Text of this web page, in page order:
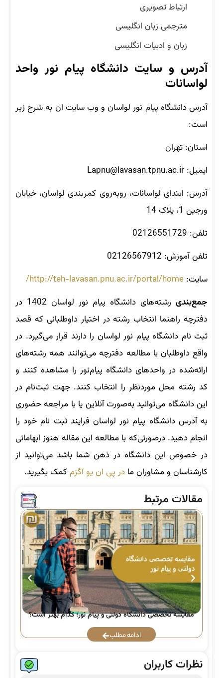
ارتباط تصویری
مترجمی زبان انگلیسی
زبان و ادبیات انگلیسی
آدرس و سایت دانشگاه پیام نور واحد
لواسانات
آدرس دانشگاه پیام نور لواسان و وب سایت ان به شرح زیر
است:
استان: تهران
ایمیل: Lapnu@lavasan.tpnu.ac.ir
آدرس: ابتدای لواسانات، روبه‌روی کمربندی لواسان، خیابان
ورجین 1، پلاک 14
تلفن: 02126551729
تلفن آموزش: 02126567912
سایت: http://teh-lavasan.pnu.ac.ir/portal/home/
جمع‌بندی
رشته‌های دانشگاه پیام نور لواسان 1402 در
دفترچه راهنما انتخاب رشته در اختیار داوطلبانی که قصد
ثبت نام دانشگاه پیام نور لواسان را دارند قرار می‌گیرد. در
واقع داوطلبان با مطالعه دفترچه می‌توانند همه رشته‌های
ارائه‌شده در واحدهای دانشگاه پیام‌نور را مشاهده کنند و
کد رشته محل‌ موردنظر را انتخاب کنند. جهت ثبت‌نام در
این دانشگاه می‌توانید به‌صورت آنلاین یا با مراجعه حضوری
به آدرس دانشگاه پیام نور لواسان فرایند ثبت نام خود را
انجام دهید. درصورتی‌که با مطالعه این مقاله هنوز ابهاماتی
در خصوص این دانشگاه در ذهن شما باشد می‌توانید از
کارشناسان و مشاوران ما در پی ان یو اگزم کمک بگیرید.
مقالات مرتبط
مقایسه تخصصی دانشگاه دولتی و پیام نور؛ کدام بهتر است؟
ادامه مطلب
نظرات کاربران